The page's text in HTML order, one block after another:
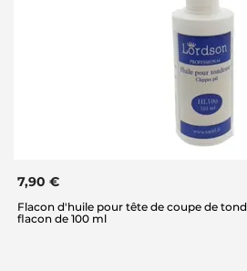
7,90 €
Flacon d'huile pour tête de coupe de
flacon de 100 ml